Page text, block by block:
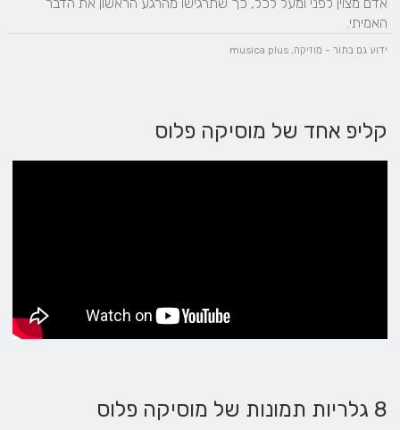
האמיתי.
ידוע גם בתור - מוזיקה, musica plus
קליפ אחד של מוסיקה פלוס
8 גלריות תמונות של מוסיקה פלוס